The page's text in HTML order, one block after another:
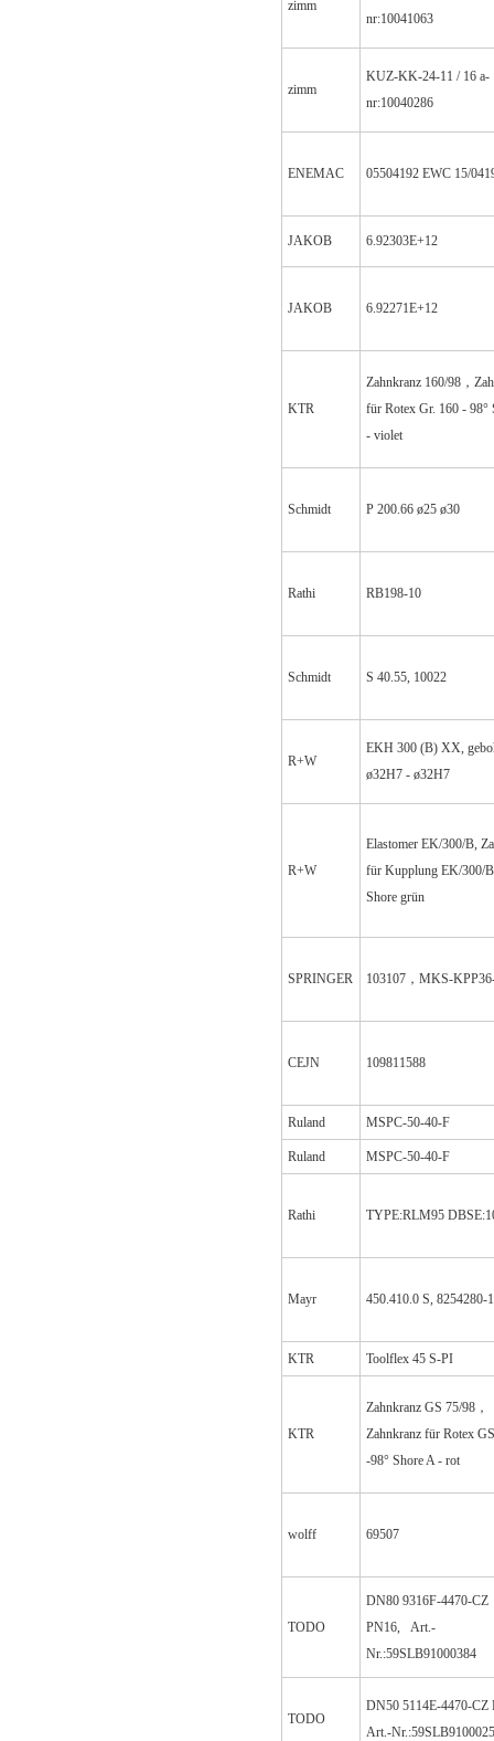
zimm
nr:10041063
zimm
KUZ-KK-24-11 / 16 a-
nr:10040286
ENEMAC 05504192 EWC 15/
JAKOB 6.92303E+12
JAKOB 6.92271E+12
KTR
Zahnkranz 160/98，
für Rotex Gr. 160 - 98°
- violet
Schmidt P 200.66 ø25 ø30
Rathi RB198-10
Schmidt S 40.55, 10022
R+W
EKH 300 (B) XX,
ø32H7 - ø32H7
R+W
Elastomer EK/300/B,
für Kupplung EK/300/
Shore grün
SPRINGER 103107，MKS-
CEJN 109811588
Ruland MSPC-50-40-F
Ruland MSPC-50-40-F
Rathi TYPE:RLM95
Mayr 450.410.0 S, 8254280-1
KTR Toolflex 45 S-PI
KTR
Zahnkranz GS 75/98，
Zahnkranz für Rotex
-98° Shore A - rot
wolff 69507
TODO
DN80 9316F-4470-CZ
PN16,
Art.-
Nr.:59SLB91000384
TODO
DN50 5114E-4470-CZ
Art.-